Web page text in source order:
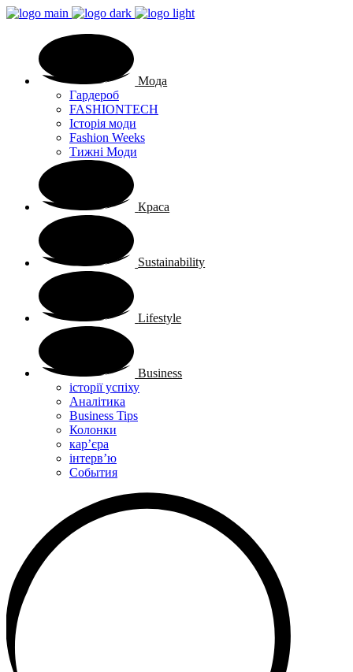
Мода
Гардероб
FASHIONTECH
Історія моди
Fashion Weeks
Тижні Моди
Краса
Sustainability
Lifestyle
Business
історії успіху
Аналітика
Business Tips
Колонки
кар’єра
інтерв’ю
Cобытия